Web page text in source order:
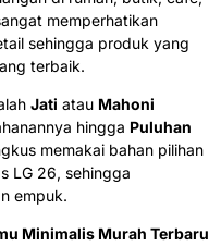
memperhatikan
sehingga produk yang
terbaik.
Jati atau Mahoni
hingga Puluhan
memakai bahan pilihan
LG 26, sehingga
empuk.
Minimalis Murah Terbaru